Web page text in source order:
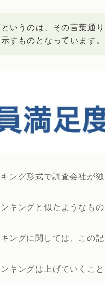
いうのは、その言葉通
すものとなっています。
ング形式で調査会社が
キングと似たようなも
ングに関しては、この
キングは上げていくこ